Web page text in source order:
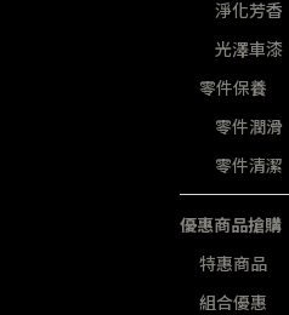
淨化芳香
光澤車漆
零件保養
零件潤滑
零件清潔
優惠商品搶購
特惠商品
組合優惠